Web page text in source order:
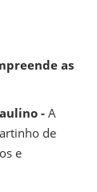
as
-A
de
e